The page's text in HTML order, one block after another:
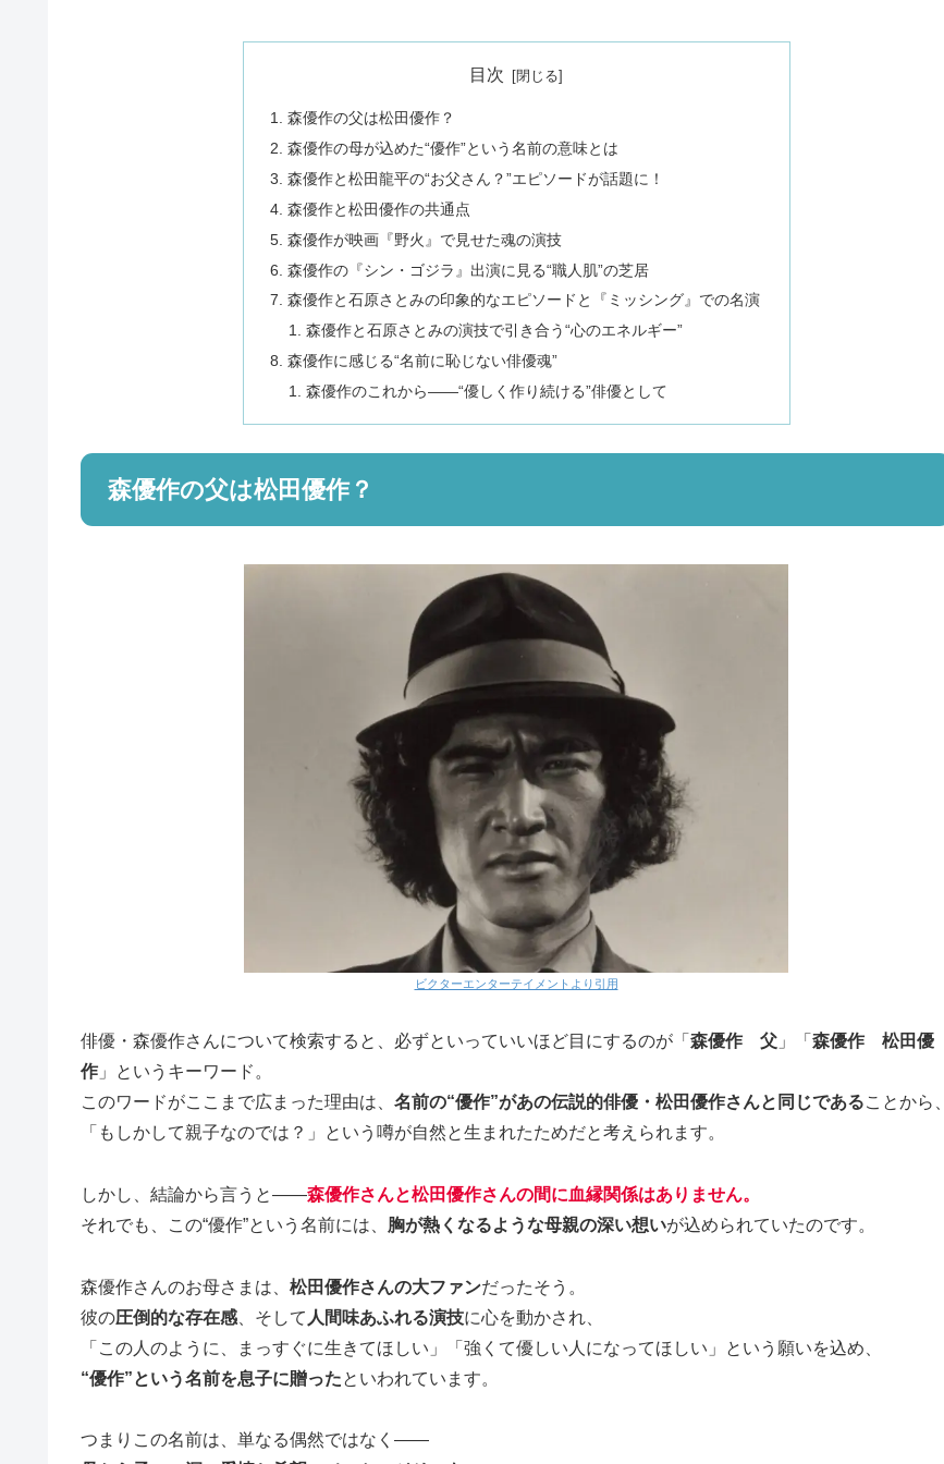
目次
森優作の父は松田優作？
森優作の母が込めた“優作”という名前の意味とは
森優作と松田龍平の“お父さん？”エピソードが話題に！
森優作と松田優作の共通点
森優作が映画『野火』で見せた魂の演技
森優作の『シン・ゴジラ』出演に見る“職人肌”の芝居
森優作と石原さとみの印象的なエピソードと『ミッシング』での名演
森優作と石原さとみの演技で引き合う“心のエネルギー”
森優作に感じる“名前に恥じない俳優魂”
森優作のこれから——“優しく作り続ける”俳優として
森優作の父は松田優作？
ビクターエンターテイメントより引用
俳優・森優作さんについて検索すると、必ずといっていいほど目にするのが「 森優作 父 」「 森優作 松田優
作 」というキーワード。
このワードがここまで広まった理由は、 名前の“優作”があの伝説的俳優・松田優作さんと同じであることから、
「もしかして親子なのでは？」という噂が自然と生まれたためだと考えられます。
しかし、結論から言うと――森優作さんと松田優作さんの間に血縁関係はありません。
それでも、この“優作”という名前には、 胸が熱くなるような母親の深い想いが込められていたのです。
森優作さんのお母さまは、 松田優作さんの大ファンだったそう。
彼の圧倒的な存在感 、そして 人間味あふれる演技に心を動かされ、
「この人のように、まっすぐに生きてほしい」「強くて優しい人になってほしい」という願いを込め、
“優作”という名前を息子に贈ったといわれています。
つまりこの名前は、単なる偶然ではなく――